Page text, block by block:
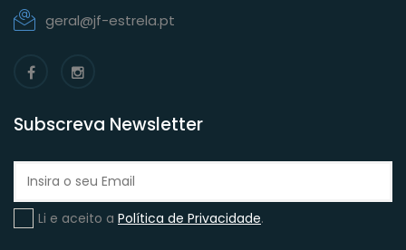
geral@jf-estrela.pt
Subscreva Newsletter
Li e aceito a Política de Privacidade.